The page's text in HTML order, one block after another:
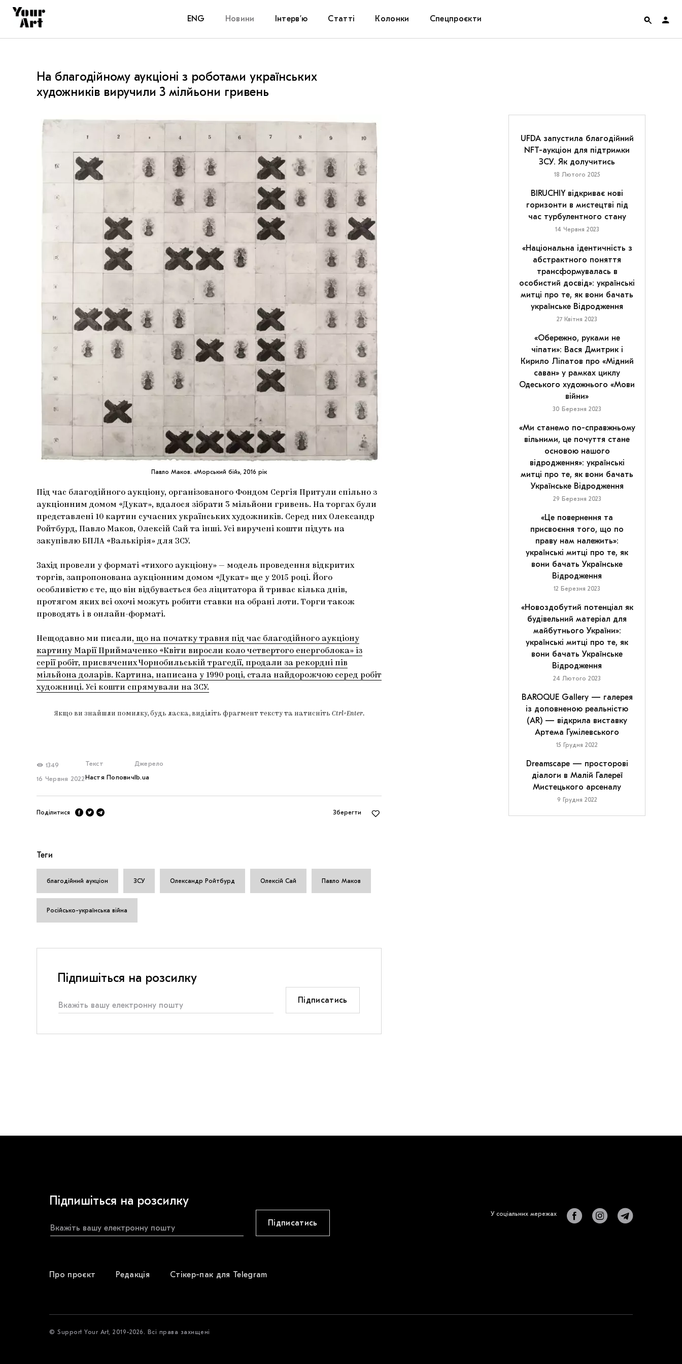
ENG Новини Інтерв’ю Статті Колонки Спецпроєкти
Carpathian Cult про різдвяні свята
На благодійному аукціоні з роботами українських
художників виручили 3 мілйьони гривень
Павло Маков. «Морський бій», 2016 рік
Під час благодійного аукціону, організованого Фондом Сергія Притули спільно з
аукціонним домом «Дукат», вдалося зібрати 3 мільйони гривень. На торгах були
представлені 10 картин сучасних українських художників. Серед них Олександр
Ройтбурд, Павло Маков, Олексій Сай та інші. Усі виручені кошти підуть на
закупівлю БПЛА «Валькірія» для ЗСУ.
Захід провели у форматі «тихого аукціону» — модель проведення відкритих
торгів, запропонована аукціонним домом «Дукат» ще у 2015 році. Його
особливістю є те, що він відбувається без ліцитатора й триває кілька днів,
протягом яких всі охочі можуть робити ставки на обрані лоти. Торги також
проводять і в онлайн-форматі.
Нещодавно ми писали, що на початку травня під час благодійного аукціону
картину Марії Приймаченко «Квіти виросли коло четвертого енергоблока» із
серії робіт, присвячених Чорнобильській трагедії, продали за рекордні пів
мільйона доларів. Картина, написана у 1990 році, стала найдорожчою серед робіт
художниці. Усі кошти спрямували на ЗСУ.
Якщо ви знайшли помилку, будь ласка, виділіть фрагмент тексту та натисніть Ctrl+Enter.
1349
16 Червня 2022
Текст
Настя Попович
Джерело
lb.ua
Поділитися Зберегти
Теги
благодійний аукціон ЗСУ Олександр Ройтбурд Олексій Сай Павло Маков
Російсько-українська війна
Підпишіться на розсилку
Підписатись
UFDA запустила благодійний
NFT-аукціон для підтримки
ЗСУ. Як долучитись
18 Лютого 2025
BIRUCHIY відкриває нові
горизонти в мистецтві під
час турбулентного стану
14 Червня 2023
«Національна ідентичність з
абстрактного поняття
трансформувалась в
особистий досвід»: українські
митці про те, як вони бачать
українське Відродження
27 Квітня 2023
«Обережно, руками не
чіпати»: Вася Дмитрик і
Кирило Ліпатов про «Мідний
саван» у рамках циклу
Одеського художнього «Мови
війни»
30 Березня 2023
«Ми станемо по-справжньому
вільними, це почуття стане
основою нашого
відродження»: українські
митці про те, як вони бачать
Українське Відродження
29 Березня 2023
«Це повернення та
присвоєння того, що по
праву нам належить»:
українські митці про те, як
вони бачать Українське
Відродження
12 Березня 2023
«Новоздобутий потенціал як
будівельний матеріал для
майбутнього України»:
українські митці про те, як
вони бачать Українське
Відродження
24 Лютого 2023
BAROQUE Gallery — галерея
із доповненою реальністю
(AR) — відкрила виставку
Артема Гумілевського
15 Грудня 2022
Dreamscape — просторові
діалоги в Малій Галереї
Мистецького арсеналу
9 Грудня 2022
Підпишіться на розсилку
Підписатись
Про проєкт Редакція Стікер-пак для Telegram
У соціальних мережах
© Support Your Art, 2019-2026. Всі права захищені